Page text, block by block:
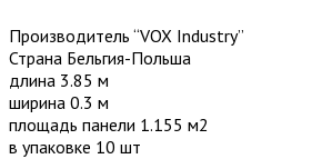
Производитель “VOX Industry”
Страна Бельгия-Польша
длина 3.85 м
ширина 0.3 м
площадь панели 1.155 м2
в упаковке 10 шт